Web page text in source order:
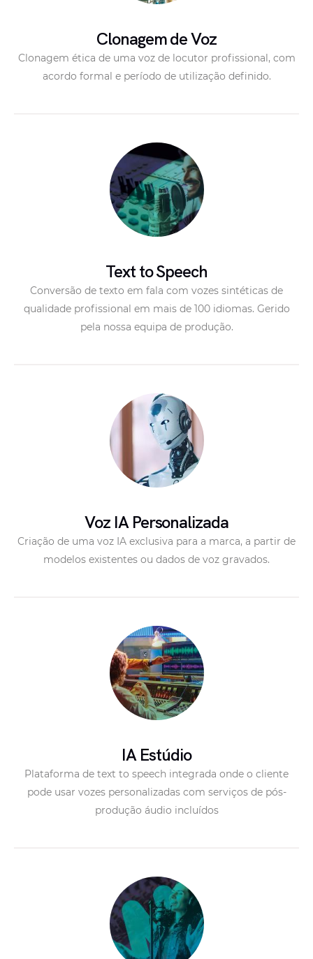
Clonagem de Voz
Clonagem ética de uma voz de locutor profissional, com
acordo formal e período de utilização definido.
Text to Speech
Conversão de texto em fala com vozes sintéticas de
qualidade profissional em mais de 100 idiomas. Gerido
pela nossa equipa de produção.
Voz IA Personalizada
Criação de uma voz IA exclusiva para a marca, a partir de
modelos existentes ou dados de voz gravados.
IA Estúdio
Plataforma de text to speech integrada onde o cliente
pode usar vozes personalizadas com serviços de pós-
produção áudio incluídos